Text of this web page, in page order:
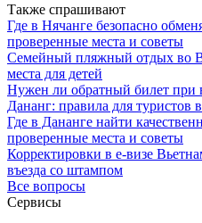
Также спрашивают
Где в Нячанге безопасно
проверенные места и советы
Семейный пляжный отдых во
места для детей
Нужен ли обратный билет при
Дананг: правила для туристов
Где в Дананге найти
проверенные места и советы
Корректировки в е-визе
въезда со штампом
Все вопросы
Сервисы